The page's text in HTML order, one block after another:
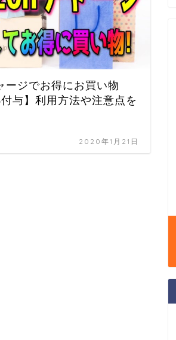
ージでお得にお買い物
付与】利用方法や注意点を
2020年1月21日